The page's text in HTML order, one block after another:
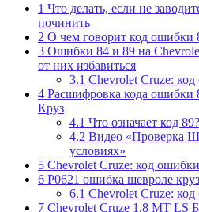
1 Что делать, если не
починить
2 О чем говорит код ошибки
3 Ошибки 84 и 89 на
от них избавиться
3.1 Chevrolet Cruze:
4 Расшифровка кода ошибки
Круз
4.1 Что означает код 89?
4.2 Видео «Проверка
условиях»
5 Chevrolet Cruze: код
6 P0621 ошибка шевроле круз
6.1 Chevrolet Cruze:
7 Chevrolet Cruze 1.8 MT LS